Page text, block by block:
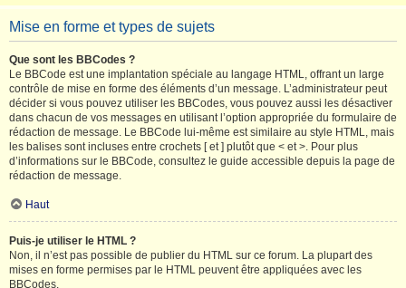
Mise en forme et types de sujets
Que sont les BBCodes ?
Le BBCode est une implantation spéciale au langage HTML, offrant un large
contrôle de mise en forme des éléments d’un message. L’administrateur peut
décider si vous pouvez utiliser les BBCodes, vous pouvez aussi les désactiver
dans chacun de vos messages en utilisant l’option appropriée du formulaire de
rédaction de message. Le BBCode lui-même est similaire au style HTML, mais
les balises sont incluses entre crochets [ et ] plutôt que < et >. Pour plus
d’informations sur le BBCode, consultez le guide accessible depuis la page de
rédaction de message.
Haut
Puis-je utiliser le HTML ?
Non, il n’est pas possible de publier du HTML sur ce forum. La plupart des
mises en forme permises par le HTML peuvent être appliquées avec les
BBCodes.